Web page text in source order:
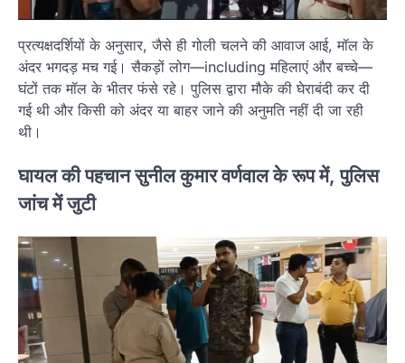
प्रत्यक्षदर्शियों के अनुसार, जैसे ही गोली चलने की आवाज आई, मॉल के
अंदर भगदड़ मच गई। सैकड़ों लोग—including महिलाएं और बच्चे—
घंटों तक मॉल के भीतर फंसे रहे। पुलिस द्वारा मौके की घेराबंदी कर दी
गई थी और किसी को अंदर या बाहर जाने की अनुमति नहीं दी जा रही
थी।
घायल की पहचान सुनील कुमार वर्णवाल के रूप में, पुलिस
जांच में जुटी